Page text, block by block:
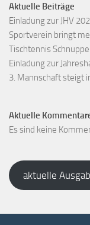
Aktuelle Beiträge
Einladung zur JHV
Sportverein bringt
Tischtennis
Einladung zur
3. Mannschaft steigt
Aktuelle
Es sind keine
aktuelle